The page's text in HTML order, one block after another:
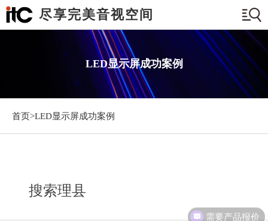
尽享完美音视空间
LED显示屏成功案例
首页>LED显示屏成功案例
搜索理县
需要产品报价